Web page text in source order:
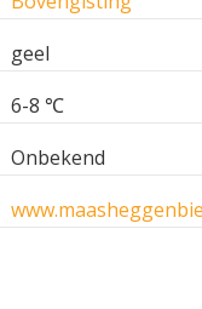
geel
6-8 ℃
Onbekend